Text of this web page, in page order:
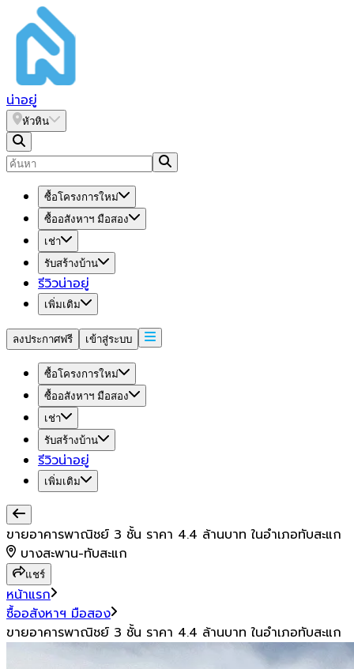
น่าอยู่
หัวหิน
ซื้อโครงการใหม่
ซื้ออสังหาฯ มือสอง
เช่า
รับสร้างบ้าน
รีวิวน่าอยู่
เพิ่มเติม
ลงประกาศฟรี เข้าสู่ระบบ
ซื้อโครงการใหม่
ซื้ออสังหาฯ มือสอง
เช่า
รับสร้างบ้าน
รีวิวน่าอยู่
เพิ่มเติม
ขายอาคารพาณิชย์ 3 ชั้น ราคา 4.4 ล้านบาท ในอำเภอทับสะแก
บางสะพาน-ทับสะแก
แชร์
หน้าแรก
ซื้ออสังหาฯ มือสอง
ขายอาคารพาณิชย์ 3 ชั้น ราคา 4.4 ล้านบาท ในอำเภอทับสะแก